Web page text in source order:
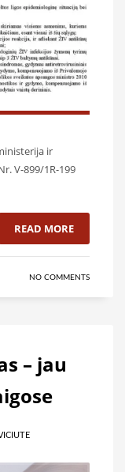
ir
V-899/1R-199
READ MORE
NO COMMENTS
– jau